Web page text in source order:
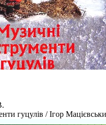
гуцулів / Ігор